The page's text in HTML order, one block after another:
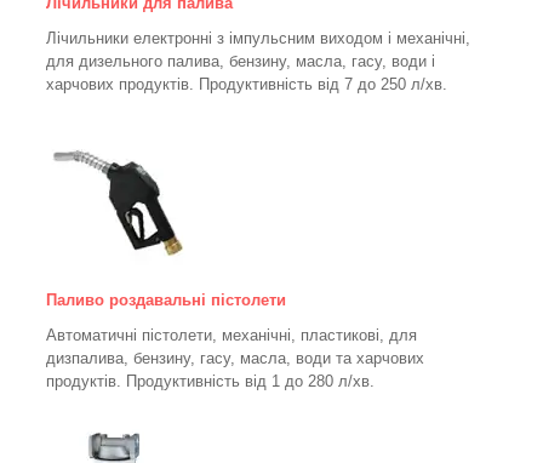
Лічильники електронні з імпульсним виходом і механічні,
для дизельного палива, бензину, масла, гасу, води і
харчових продуктів. Продуктивність від 7 до 250 л/хв.
Паливо роздавальні пістолети
Автоматичні пістолети, механічні, пластикові, для
дизпалива, бензину, гасу, масла, води та харчових
продуктів. Продуктивність від 1 до 280 л/хв.